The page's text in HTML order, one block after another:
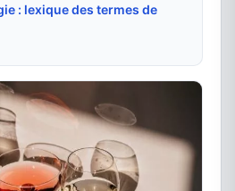
: lexique des termes de